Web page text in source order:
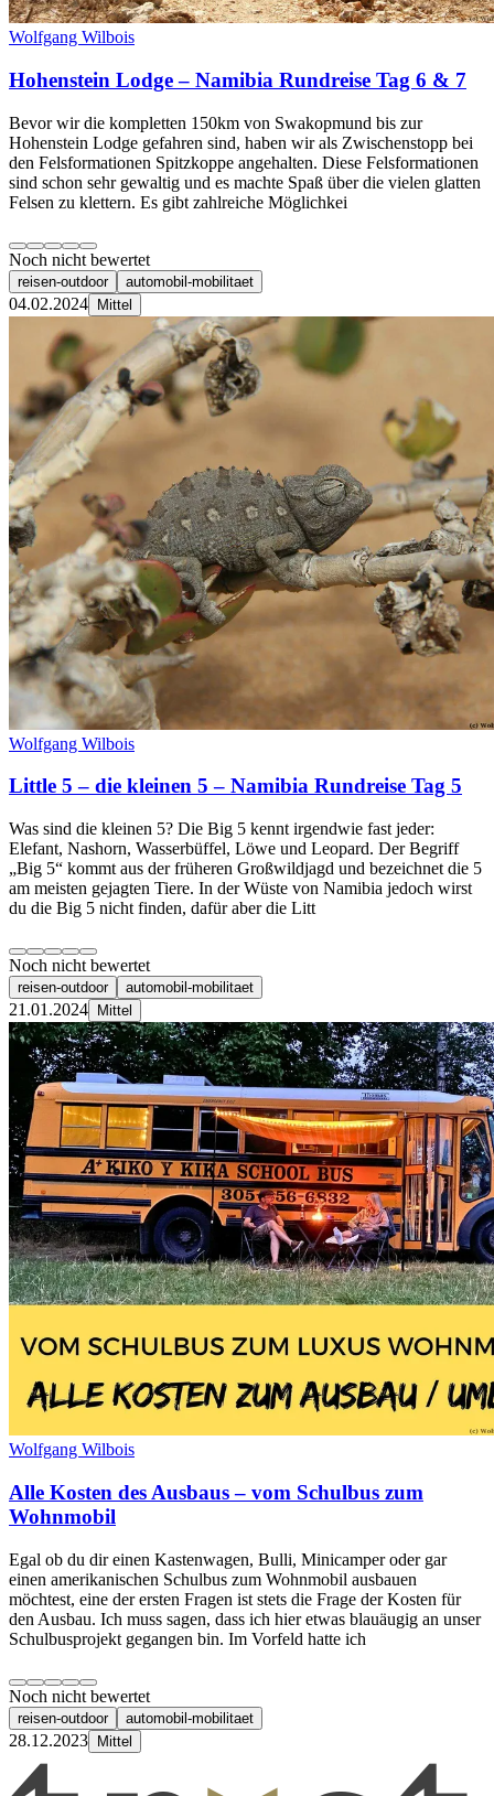
Wolfgang Wilbois
Hohenstein Lodge – Namibia Rundreise Tag 6 & 7
Bevor wir die kompletten 150km von Swakopmund bis zur
Hohenstein Lodge gefahren sind, haben wir als Zwischenstopp bei
den Felsformationen Spitzkoppe angehalten. Diese Felsformationen
sind schon sehr gewaltig und es machte Spaß über die vielen glatten
Felsen zu klettern. Es gibt zahlreiche Möglichkei
Noch nicht bewertet
reisen-outdoor automobil-mobilitaet
04.02.2024 Mittel
Wolfgang Wilbois
Little 5 – die kleinen 5 – Namibia Rundreise Tag 5
Was sind die kleinen 5? Die Big 5 kennt irgendwie fast jeder:
Elefant, Nashorn, Wasserbüffel, Löwe und Leopard. Der Begriff
„Big 5“ kommt aus der früheren Großwildjagd und bezeichnet die 5
am meisten gejagten Tiere. In der Wüste von Namibia jedoch wirst
du die Big 5 nicht finden, dafür aber die Litt
Noch nicht bewertet
reisen-outdoor automobil-mobilitaet
21.01.2024 Mittel
Wolfgang Wilbois
Alle Kosten des Ausbaus – vom Schulbus zum
Wohnmobil
Egal ob du dir einen Kastenwagen, Bulli, Minicamper oder gar
einen amerikanischen Schulbus zum Wohnmobil ausbauen
möchtest, eine der ersten Fragen ist stets die Frage der Kosten für
den Ausbau. Ich muss sagen, dass ich hier etwas blauäugig an unser
Schulbusprojekt gegangen bin. Im Vorfeld hatte ich
Noch nicht bewertet
reisen-outdoor automobil-mobilitaet
28.12.2023 Mittel